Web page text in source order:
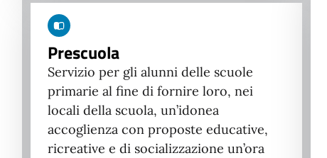
Prescuola
Servizio per gli alunni delle scuole
primarie al fine di fornire loro, nei
locali della scuola, un’idonea
accoglienza con proposte educative,
ricreative e di socializzazione un’ora